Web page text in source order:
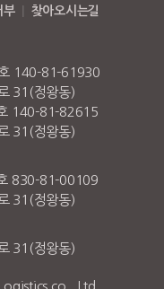
부 찾아오시는길
140-81-61930
31(정왕동)
140-81-82615
31(정왕동)
830-81-00109
31(정왕동)
31(정왕동)
co., Ltd.